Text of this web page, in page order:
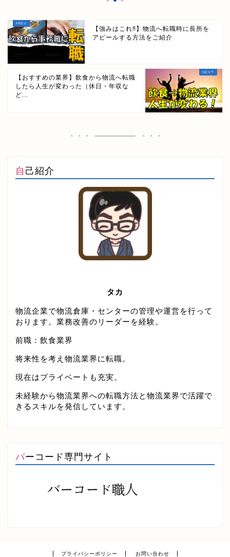
【強みはこれ‼】物流へ転職時に長所を
アピールする方法をご紹介
【おすすめの業界】飲食から物流へ転職
したら人生が変わった（休日・年収な
ど...
自己紹介
タカ
物流企業で物流倉庫・センターの管理や運営を行って
おります。業務改善のリーダーを経験。
前職：飲食業界
将来性を考え物流業界に転職。
現在はプライベートも充実。
未経験から物流業界への転職方法と物流業界で活躍で
きるスキルを発信しています。
バーコード専門サイト
プライバシーポリシー お問い合わせ